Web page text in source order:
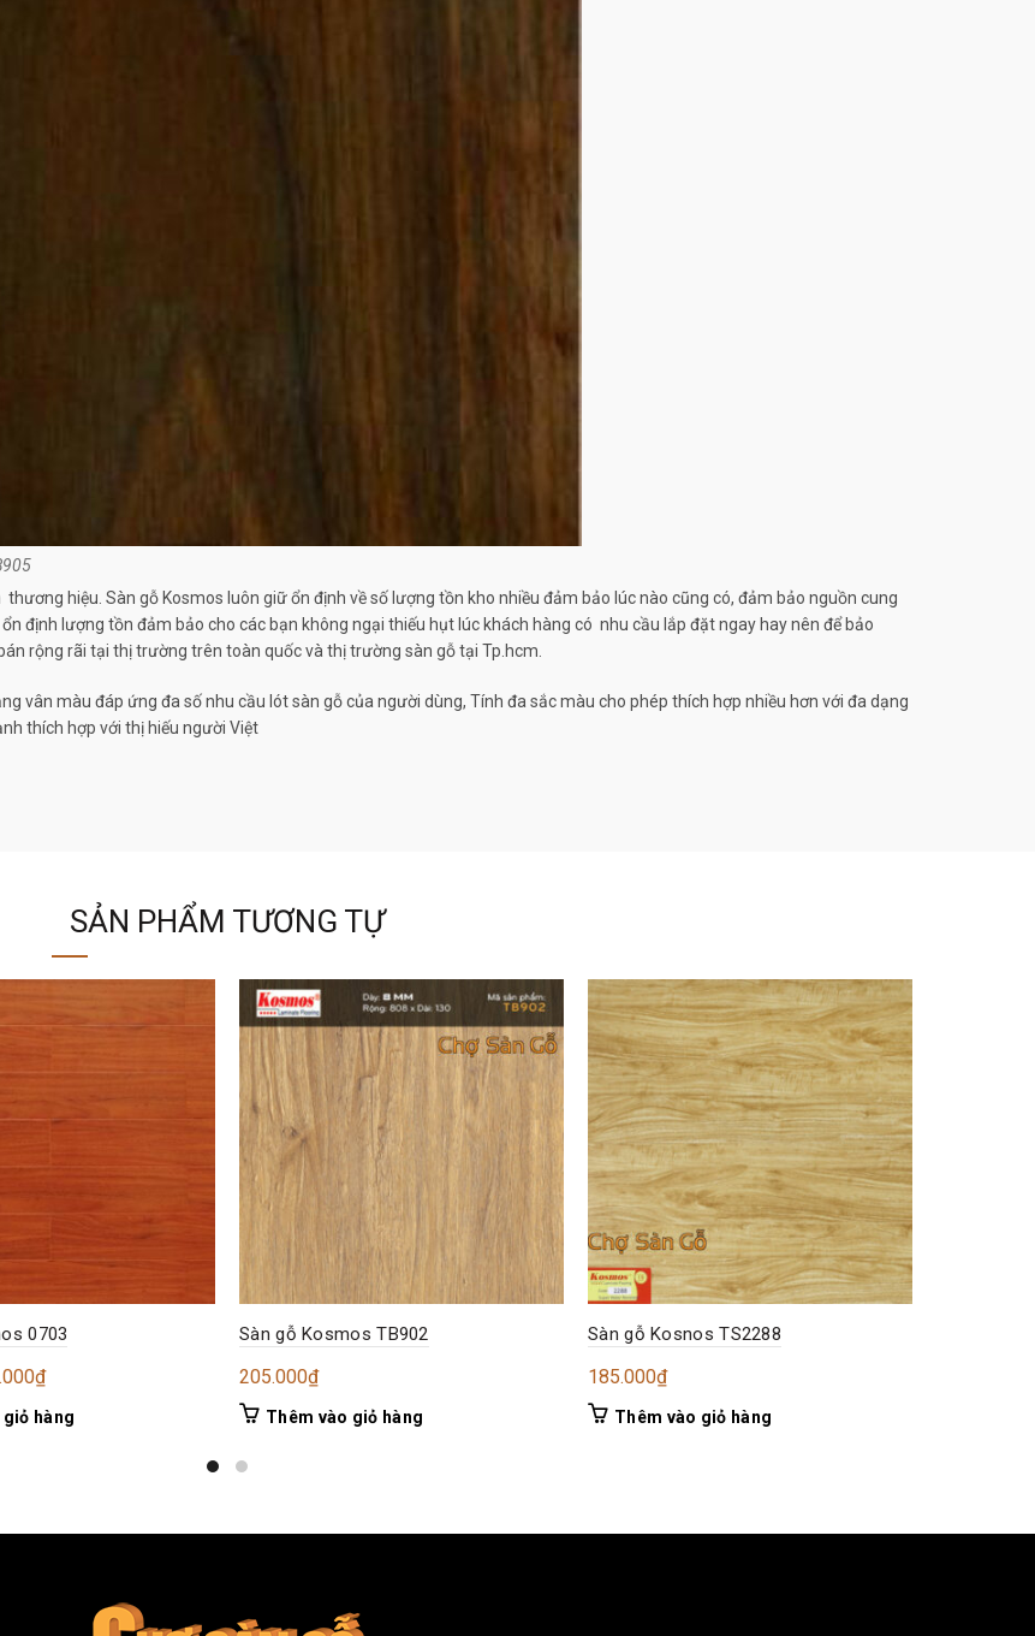
hiệu. Sàn gỗ Kosmos luôn giữ ổn định về số lượng tồn kho nhiều đảm bảo lúc nào cũng có, đảm bảo nguồn cung
định lượng tồn đảm bảo cho các bạn không ngại thiếu hụt lúc khách hàng có nhu cầu lắp đặt ngay hay nên để bảo
rộng rãi tại thị trường trên toàn quốc và thị trường sàn gỗ tại Tp.hcm.
vân màu đáp ứng đa số nhu cầu lót sàn gỗ của người dùng, Tính đa sắc màu cho phép thích hợp nhiều hơn với đa dạng
thích hợp với thị hiếu người Việt
SẢN PHẨM TƯƠNG TỰ
0703
₫Giá
hiện
hàng
Sàn gỗ Kosmos TB902
205.000₫
Thêm vào giỏ hàng
Sàn gỗ Kosnos TS2288
185.000₫
Thêm vào giỏ hàng